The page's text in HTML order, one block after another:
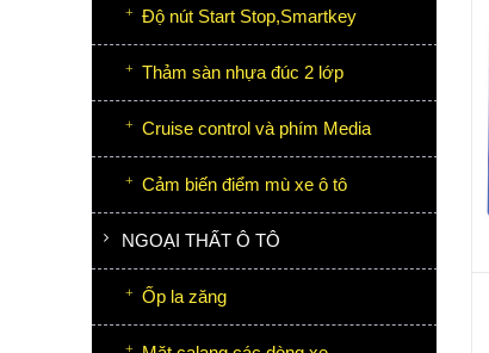
Độ nút Start Stop,Smartkey
Thảm sàn nhựa đúc 2 lớp
Cruise control và phím Media
Cảm biến điểm mù xe ô tô
NGOẠI THẤT Ô TÔ
Ốp la zăng